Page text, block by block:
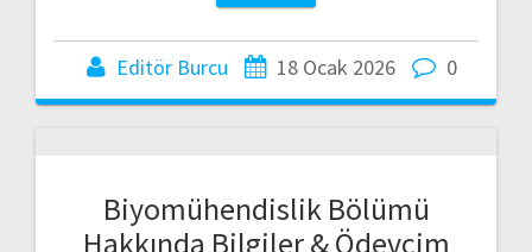
Editör Burcu 18 Ocak 2026 0
Biyomühendislik Bölümü
Hakkında Bilgiler & Ödevcim